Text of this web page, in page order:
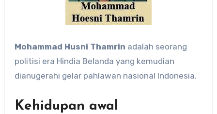
Mohammad Husni Thamrin adalah seorang
politisi era Hindia Belanda yang kemudian
dianugerahi gelar pahlawan nasional Indonesia.
Kehidupan awal